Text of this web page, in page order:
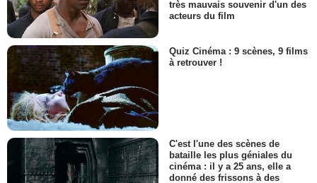
très mauvais souvenir d'un des
acteurs du film
Quiz Cinéma : 9 scènes, 9 films
à retrouver !
C'est l'une des scènes de
bataille les plus géniales du
cinéma : il y a 25 ans, elle a
donné des frissons à des